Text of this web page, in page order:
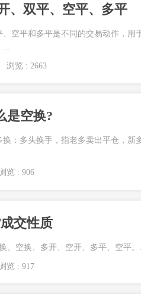
、双平、空平、多平
空平和多平是不同的交易动作，用
浏览 : 2663
是空换?
：多头换手，指老多卖出平仓，新
览 : 906
交性质
、空换、多开、空开、多平、空平。
览 : 917